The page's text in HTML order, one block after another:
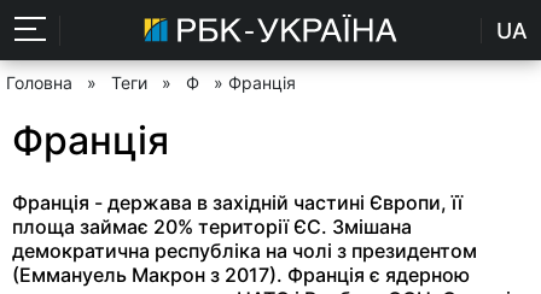
UA
Головна » Теги » Ф » Франція
Франція
Франція - держава в західній частині Європи, її
площа займає 20% території ЄС. Змішана
демократична республіка на чолі з президентом
(Еммануель Макрон з 2017). Франція є ядерною